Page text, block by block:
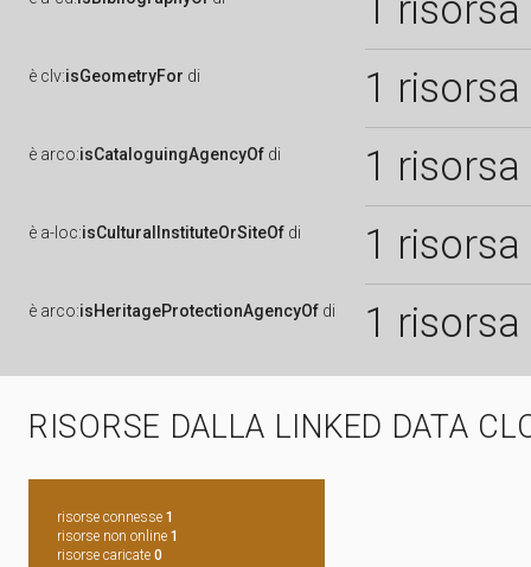
1 risorsa
è clv:isGeometryFor di 1 risorsa
è arco:isCataloguingAgencyOf di 1 risorsa
è a-loc:isCulturalInstituteOrSiteOf di 1 risorsa
è arco:isHeritageProtectionAgencyOf di 1 risorsa
RISORSE DALLA LINKED DATA
risorse connesse 1
risorse non online 1
risorse caricate 0